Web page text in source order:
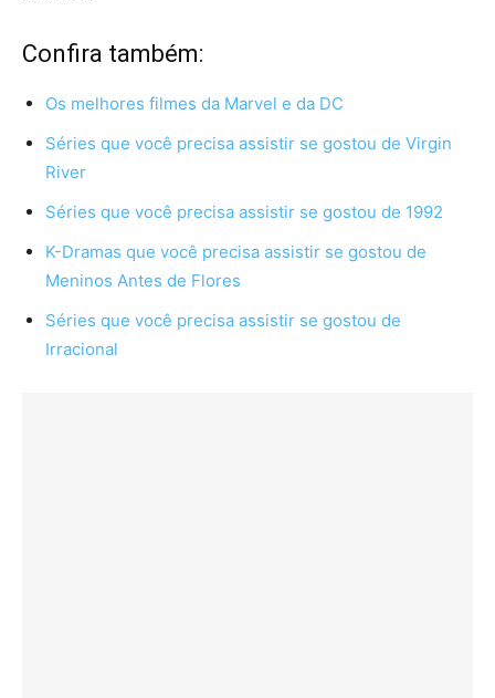
Confira também:
Os melhores filmes da Marvel e da DC
Séries que você precisa assistir se gostou de Virgin
River
Séries que você precisa assistir se gostou de 1992
K-Dramas que você precisa assistir se gostou de
Meninos Antes de Flores
Séries que você precisa assistir se gostou de
Irracional